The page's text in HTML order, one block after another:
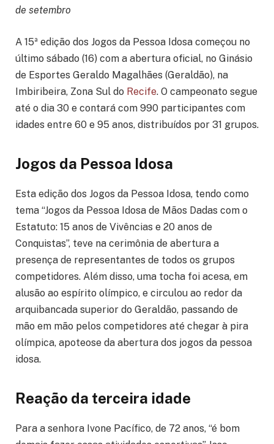
de setembro
A 15ª edição dos Jogos da Pessoa Idosa começou no
último sábado (16) com a abertura oficial, no Ginásio
de Esportes Geraldo Magalhães (Geraldão), na
Imbiribeira, Zona Sul do Recife. O campeonato segue
até o dia 30 e contará com 990 participantes com
idades entre 60 e 95 anos, distribuídos por 31 grupos.
Jogos da Pessoa Idosa
Esta edição dos Jogos da Pessoa Idosa, tendo como
tema “Jogos da Pessoa Idosa de Mãos Dadas com o
Estatuto: 15 anos de Vivências e 20 anos de
Conquistas”, teve na cerimônia de abertura a
presença de representantes de todos os grupos
competidores. Além disso, uma tocha foi acesa, em
alusão ao espírito olímpico, e circulou ao redor da
arquibancada superior do Geraldão, passando de
mão em mão pelos competidores até chegar à pira
olímpica, apoteose da abertura dos jogos da pessoa
idosa.
Reação da terceira idade
Para a senhora Ivone Pacífico, de 72 anos, “é bom